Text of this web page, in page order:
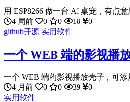
用 ESP8266 做一台 AI 桌宠，有点
4 周前
0 0 18
0
github开源 实用软件
一个 WEB 端的影视播
一个 WEB 端的影视播放壳子，可
4 月前
0 0 39
0
实用软件